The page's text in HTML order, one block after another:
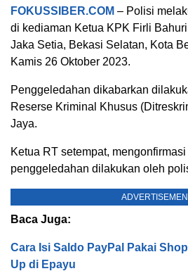
FOKUSSIBER.COM – Polisi
di kediaman Ketua KPK Firli
Jaka Setia, Bekasi Selatan, Kota
Kamis 26 Oktober 2023.
Penggeledahan dikabarkan
Reserse Kriminal Khusus
Jaya.
Ketua RT setempat,
penggeledahan dilakukan oleh
Baca Juga:
Cara Isi Saldo PayPal Pakai
Up di Epayu